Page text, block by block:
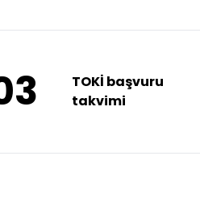
TOKİ başvuru
takvimi